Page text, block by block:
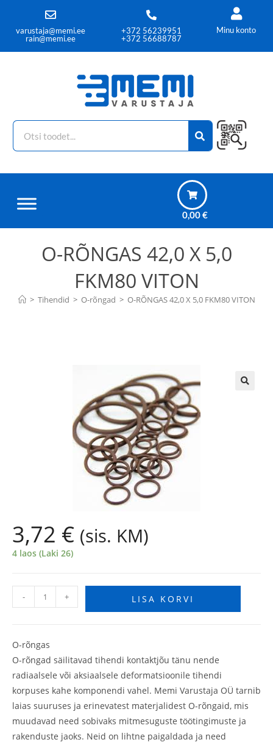
varustaja@memi.ee
rain@memi.ee
+372 56239951
+372 56688787
Minu konto
0,00€
O-RÕNGAS 42,0 X 5,0
FKM80 VITON
> Tihendid > O-rõngad > O-RÕNGAS 42,0 X 5,0 FKM80 VITON
3,72 € (sis. KM)
4 laos (Laki 26)
- + LISA KORVI
O-rõngas
O-rõngad säilitavad tihendi kontaktjõu tänu nende
radiaalsele või aksiaalsele deformatsioonile tihendi
korpuses kahe komponendi vahel. Memi Varustaja OÜ tarnib
laias suuruses ja erinevatest materjalidest O-rõngaid, mis
muudavad need sobivaks mitmesuguste töötingimuste ja
rakenduste jaoks. Neid on lihtne paigaldada ja need